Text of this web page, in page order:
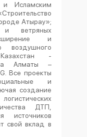
и Исламским
Атырау»;
и ветряных
и
воздушного
-
Алматы –
. Все проекты
и
создание
ДТП,
источников
свой вклад в